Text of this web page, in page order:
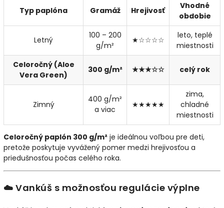
Typ paplóna Gramáž Hrejivosť
Vhodné
obdobie
Letný
100 – 200
g/m²
★☆☆☆☆
leto, teplé
miestnosti
Celoročný (Aloe
Vera Green)
300 g/m² ★★★☆☆ celý rok
Zimný
400 g/m²
a viac
★★★★★
zima,
chladné
miestnosti
Celoročný paplón 300 g/m² je ideálnou voľbou pre deti,
pretože poskytuje vyvážený pomer medzi hrejivosťou a
priedušnosťou počas celého roka.
☁️ Vankúš s možnosťou regulácie výplne